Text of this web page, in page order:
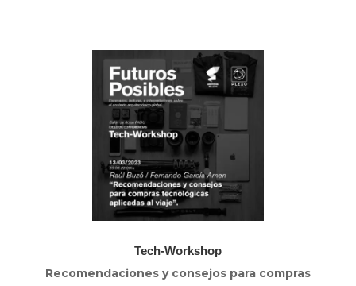
Tech-Workshop
Recomendaciones y consejos para compras